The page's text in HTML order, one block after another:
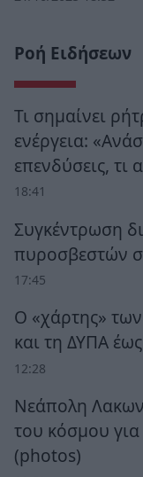
Ροή Ειδήσεων
Τι σημαίνει
ενέργεια:
επενδύσεις, τι
18:41
Συγκέντρωση
πυροσβεστών
17:45
Ο «χάρτης»
και τη ΔΥΠΑ
12:28
Νεάπολη
του κόσμου
(photos)